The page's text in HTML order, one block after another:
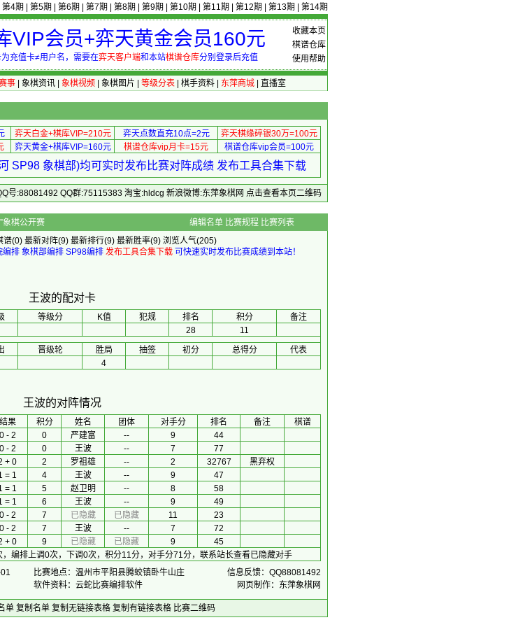
第4期 第5期 第6期 第7期 第8期 第9期 第10期 第11期 第12期 第13期 第14期
收藏本页
棋谱仓库
使用帮助
VIP会员+弈天黄金会员160元
充值卡≠用户名，需要在弈天客户端和本站棋谱仓库分别登录后充值
事| 象棋资讯| 象棋视频 象棋图片 等级分表| 棋手资料| 东萍商城| 直播室
弈天白金+棋库VIP=210元 弈天点数直充10点=2元
弈天棋缘碎银30万=100元
弈天黄金+棋库VIP=160元 棋谱仓库vip月卡=15元 棋谱仓库vip会员=100元
SP98 象棋部)均可实时发布比赛对阵成绩 发布工具合集下载
号:88081492 QQ群:75115383 淘宝:hldcg 新浪微博:东萍象棋网 点击查看本页二维码
届“谢侠逊棋王杯”象棋公开赛 编辑名单 比赛规程 比赛列表
谱(0) 最新对阵(9) 最新排行(9) 最新胜率(9) 浏览人气(205)
编排 象棋部编排 SP98编排 发布工具合集下载 可快速实时发布比赛成绩到本站！
王波的配对卡
等级分 K值 犯规 排名 积分
备注
28
11
晋级轮 胜局 抽签 初分 总得分
代表
4
王波的对阵情况
结果 积分 姓名 团体 对手分 排名 备注
棋谱
0 - 2 0 严建富 -- 9
44
0 - 2 0 王波 -- 7
77
+ 0 2 罗祖雄 -- 2 32767
黑弃权
= 1 4 王波 -- 9
47
= 1 5 赵卫明 -- 8
58
= 1 6 王波 -- 9
49
0 - 2 7 已隐藏 已隐藏 11
23
0 - 2 7 王波 -- 7
72
+ 0 9 已隐藏 已隐藏 9
45
编排上调0次，下调0次，积分11分，对手分71分，联系站长查看已隐藏对手
比赛地点：温州市平阳县腾蛟镇卧牛山庄
信息反馈：QQ88081492
软件资料：云蛇比赛编排软件 网页制作：东萍象棋网
单 复制名单 复制无链接表格 复制有链接表格 比赛二维码